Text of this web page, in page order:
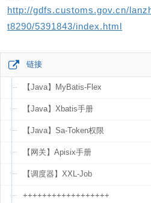
http://gdfs.customs.gov.cn/
t8290/5391843/index.html
链接
【Java】MyBatis-Flex
【Java】Xbatis手册
【Java】Sa-Token权限
【网关】Apisix手册
【调度器】XXL-Job
++++++++++++++++++